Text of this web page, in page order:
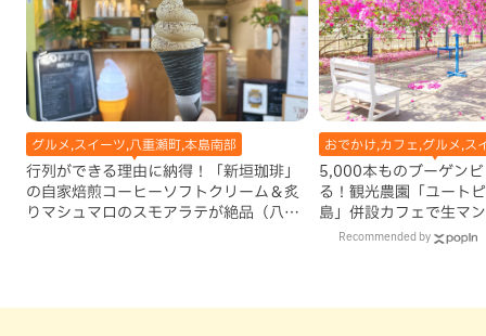
グルメ,スイーツ,八重瀬町,本島南部
行列ができる理由に納得！「新垣珈琲」
の自家焙煎コーヒーソフトクリーム＆炙
りマシュマロのスモアラテが絶品（八重
おでかけ,カフェ,グルメ,ス
5,000本ものブーゲン
る！観光農園「ユート
島」併設カフェで生マ
古島）
Recommended by